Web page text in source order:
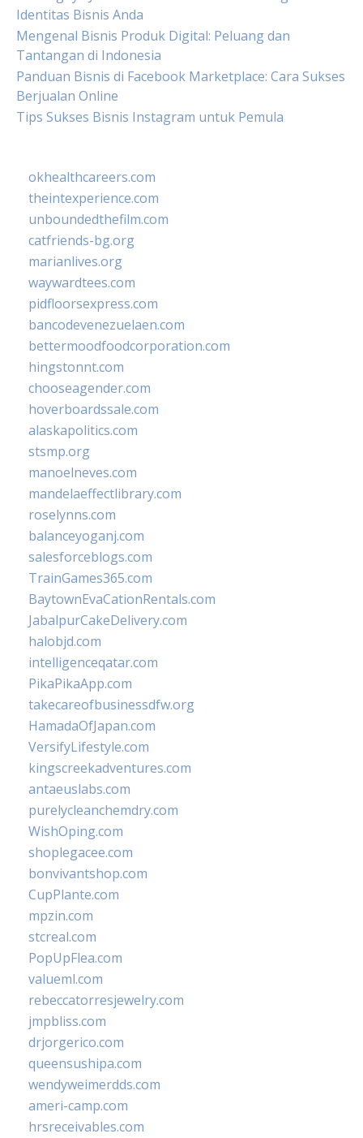
Identitas Bisnis Anda
Mengenal Bisnis Produk Digital: Peluang dan
Tantangan di Indonesia
Panduan Bisnis di Facebook Marketplace: Cara Sukses
Berjualan Online
Tips Sukses Bisnis Instagram untuk Pemula
okhealthcareers.com
theintexperience.com
unboundedthefilm.com
catfriends-bg.org
marianlives.org
waywardtees.com
pidfloorsexpress.com
bancodevenezuelaen.com
bettermoodfoodcorporation.com
hingstonnt.com
chooseagender.com
hoverboardssale.com
alaskapolitics.com
stsmp.org
manoelneves.com
mandelaeffectlibrary.com
roselynns.com
balanceyoganj.com
salesforceblogs.com
TrainGames365.com
BaytownEvaCationRentals.com
JabalpurCakeDelivery.com
halobjd.com
intelligenceqatar.com
PikaPikaApp.com
takecareofbusinessdfw.org
HamadaOfJapan.com
VersifyLifestyle.com
kingscreekadventures.com
antaeuslabs.com
purelycleanchemdry.com
WishOping.com
shoplegacee.com
bonvivantshop.com
CupPlante.com
mpzin.com
stcreal.com
PopUpFlea.com
valueml.com
rebeccatorresjewelry.com
jmpbliss.com
drjorgerico.com
queensushipa.com
wendyweimerdds.com
ameri-camp.com
hrsreceivables.com